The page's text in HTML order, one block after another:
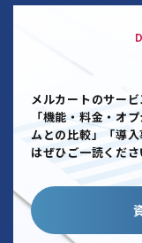
メルカートのサー
「機能・料金・オ
ムとの比較」「導
はぜひご一読くださ